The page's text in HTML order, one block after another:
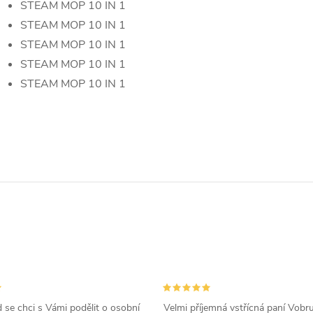
STEAM MOP 10 IN 1
STEAM MOP 10 IN 1
STEAM MOP 10 IN 1
STEAM MOP 10 IN 1
STEAM MOP 10 IN 1
se chci s Vámi podělit o osobní
Velmi příjemná vstřícná paní